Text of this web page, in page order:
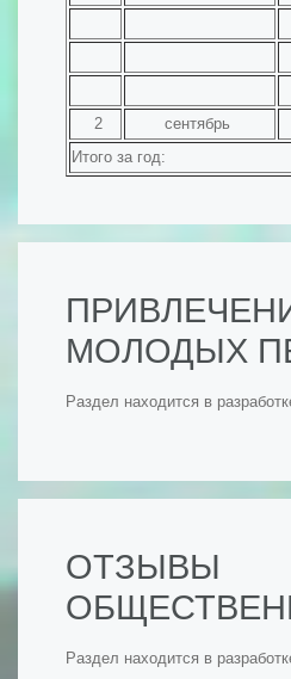
2
сентябрь
Итого за год:
МОЛОДЫХ
Раздел находится в
ОТЗЫВЫ
Раздел находится в